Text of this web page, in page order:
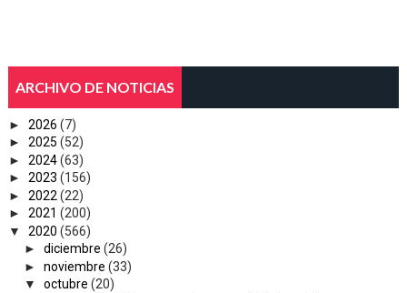
ARCHIVO DE NOTICIAS
► 2026 (7)
► 2025 (52)
► 2024(63)
► 2023 (156)
► 2022 (22)
► 2021 (200)
▼
2020 (566)
► diciembre (26)
► noviembre (33)
▼
octubre (20)